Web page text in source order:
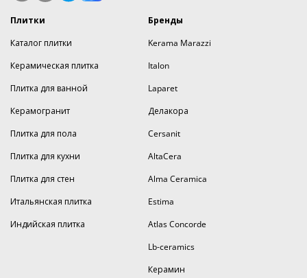
Плитки
Каталог плитки
Керамическая плитка
Плитка для ванной
Керамогранит
Плитка для пола
Плитка для кухни
Плитка для стен
Итальянская плитка
Индийская плитка
Бренды
Kerama Marazzi
Italon
Laparet
Делакора
Cersanit
AltaCera
Alma Ceramica
Estima
Atlas Concorde
Lb-ceramics
Керамин